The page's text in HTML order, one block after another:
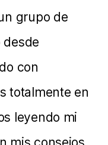
grupo de
desde
con
totalmente en
leyendo mi